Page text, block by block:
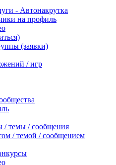
- Автонакрутка
на профиль
(заявки)
/ игр
/ темы / сообщения
/ темой / сообщением